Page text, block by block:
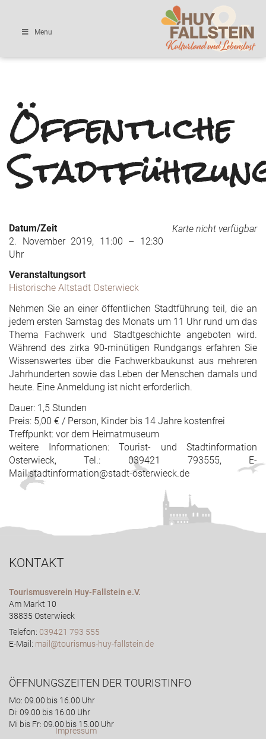
Menu
Öffentliche
Karte nicht verfügbar
Datum/Zeit
2. November 2019, 11:00 – 12:30
Uhr
Veranstaltungsort
Historische Altstadt Osterwieck
Nehmen Sie an einer öffentlichen Stadtführung teil, die an
jedem ersten Samstag des Monats um 11 Uhr rund um das
Thema Fachwerk und Stadtgeschichte angeboten wird.
Während des zirka 90-minütigen Rundgangs erfahren Sie
Wissenswertes über die Fachwerkbaukunst aus mehreren
Jahrhunderten sowie das Leben der Menschen damals und
heute. Eine Anmeldung ist nicht erforderlich.
Dauer: 1,5 Stunden
Preis: 5,00 € / Person, Kinder bis 14 Jahre kostenfrei
Treffpunkt: vor dem Heimatmuseum
weitere Informationen: Tourist- und Stadtinformation
Osterwieck, Tel.: 039421 793555, E-
Mail:stadtinformation@stadt-osterwieck.de
KONTAKT
Tourismusverein Huy-Fallstein e.V.
Am Markt 10
38835 Osterwieck
Telefon: 039421 793 555
E-Mail: mail@tourismus-huy-fallstein.de
ÖFFNUNGSZEITEN DER TOURISTINFO
Mo: 09.00 bis 16.00 Uhr
Di: 09.00 bis 16.00 Uhr
Mi bis Fr: 09.00 bis 15.00 Uhr
Impressum